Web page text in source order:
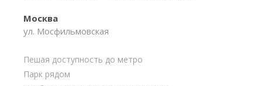
Москва
ул. Мосфильмовская
Пешая доступность до метро
Парк рядом